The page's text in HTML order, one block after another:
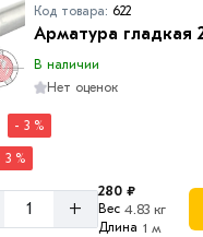
Код товара: 622
Арматура гладкая
В наличии
Нет оценок
- 3 %
3 %
+
280 ₽
Вес 4.83 кг
Длина 1 м